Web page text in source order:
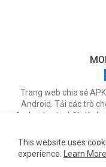
Trang web chia sẻ
Android. Tải các trò
Android mới nhất dành
This website uses
experience.
Learn More